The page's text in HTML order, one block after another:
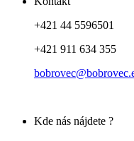
+421 44 5596501
+421 911 634 355
Kde nás nájdete ?